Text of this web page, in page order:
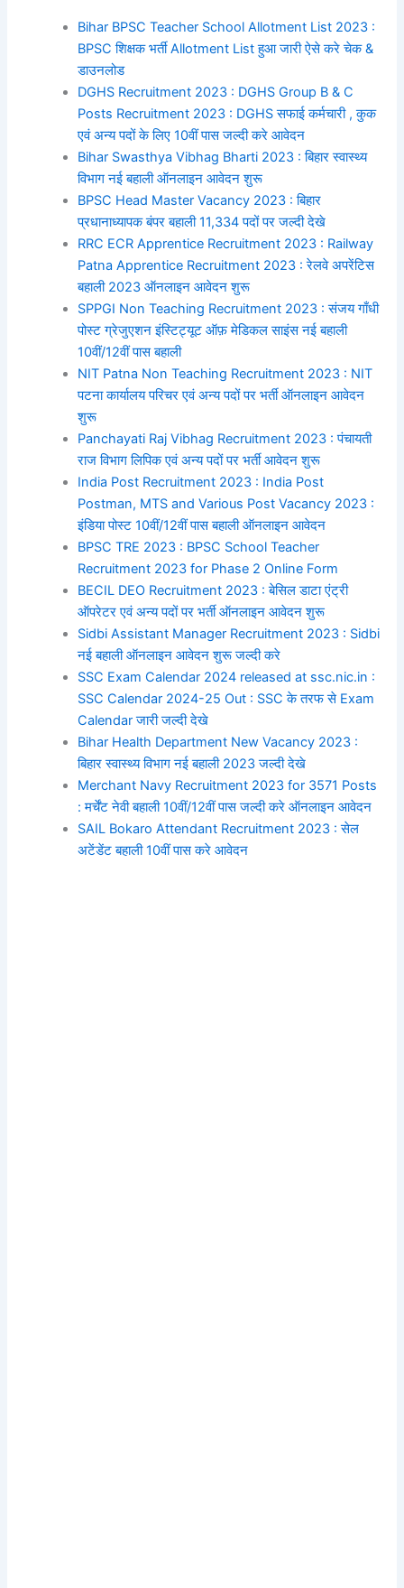
Bihar BPSC Teacher School Allotment List 2023 :
BPSC शिक्षक भर्ती Allotment List हुआ जारी ऐसे करे चेक &
डाउनलोड
DGHS Recruitment 2023 : DGHS Group B & C
Posts Recruitment 2023 : DGHS सफाई कर्मचारी , कुक
एवं अन्य पदों के लिए 10वीं पास जल्दी करे आवेदन
Bihar Swasthya Vibhag Bharti 2023 : बिहार स्वास्थ्य
विभाग नई बहाली ऑनलाइन आवेदन शुरू
BPSC Head Master Vacancy 2023 : बिहार
प्रधानाध्यापक बंपर बहाली 11,334 पदों पर जल्दी देखे
RRC ECR Apprentice Recruitment 2023 : Railway
Patna Apprentice Recruitment 2023 : रेलवे अपरेंटिस
बहाली 2023 ऑनलाइन आवेदन शुरू
SPPGI Non Teaching Recruitment 2023 : संजय गाँधी
पोस्ट ग्रेजुएशन इंस्टिट्यूट ऑफ़ मेडिकल साइंस नई बहाली
10वीं/12वीं पास बहाली
NIT Patna Non Teaching Recruitment 2023 : NIT
पटना कार्यालय परिचर एवं अन्य पदों पर भर्ती ऑनलाइन आवेदन
शुरू
Panchayati Raj Vibhag Recruitment 2023 : पंचायती
राज विभाग लिपिक एवं अन्य पदों पर भर्ती आवेदन शुरू
India Post Recruitment 2023 : India Post
Postman, MTS and Various Post Vacancy 2023 :
इंडिया पोस्ट 10वीं/12वीं पास बहाली ऑनलाइन आवेदन
BPSC TRE 2023 : BPSC School Teacher
Recruitment 2023 for Phase 2 Online Form
BECIL DEO Recruitment 2023 : बेसिल डाटा एंट्री
ऑपरेटर एवं अन्य पदों पर भर्ती ऑनलाइन आवेदन शुरू
Sidbi Assistant Manager Recruitment 2023 : Sidbi
नई बहाली ऑनलाइन आवेदन शुरू जल्दी करे
SSC Exam Calendar 2024 released at ssc.nic.in :
SSC Calendar 2024-25 Out : SSC के तरफ से Exam
Calendar जारी जल्दी देखे
Bihar Health Department New Vacancy 2023 :
बिहार स्वास्थ्य विभाग नई बहाली 2023 जल्दी देखे
Merchant Navy Recruitment 2023 for 3571 Posts
: मर्चेंट नेवी बहाली 10वीं/12वीं पास जल्दी करे ऑनलाइन आवेदन
SAIL Bokaro Attendant Recruitment 2023 : सेल
अटेंडेंट बहाली 10वीं पास करे आवेदन